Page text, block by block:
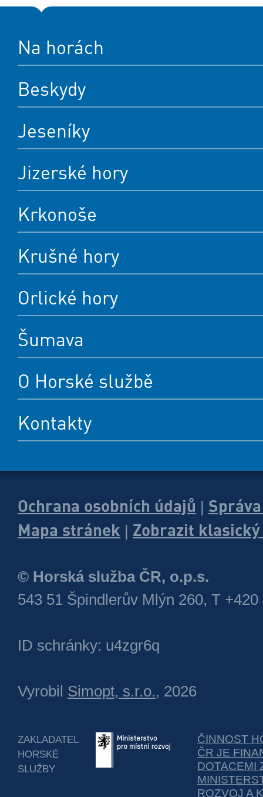
Na horách
Beskydy
Jeseníky
Jizerské hory
Krkonoše
Krušné hory
Orlické hory
Šumava
O Horské službě
Kontakty
Ochrana osobních údajů
Mapa stránek
Zobrazit
© Horská služba ČR, o.p.s.
543 51 Špindlerův Mlýn 260, T +420
ID schránky: u4zgr6q
Vyrobil Simopt, s.r.o., 2026
ZAKLADATEL
HORSKÉ
SLUŽBY
ČINNOST
ČR JE
DOTACEMI
ROZVOJ A